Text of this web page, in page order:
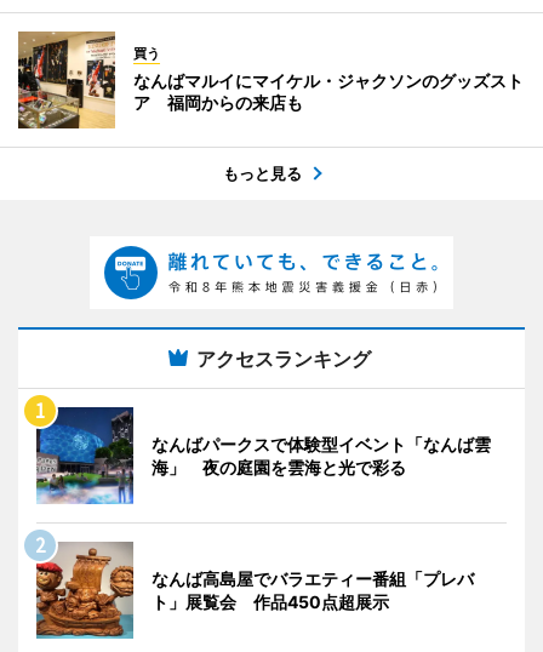
買う
なんばマルイにマイケル・ジャクソンのグッズスト
ア 福岡からの来店も
もっと見る
アクセスランキング
なんばパークスで体験型イベント「なんば雲
海」 夜の庭園を雲海と光で彩る
なんば高島屋でバラエティー番組「プレバ
ト」展覧会 作品450点超展示